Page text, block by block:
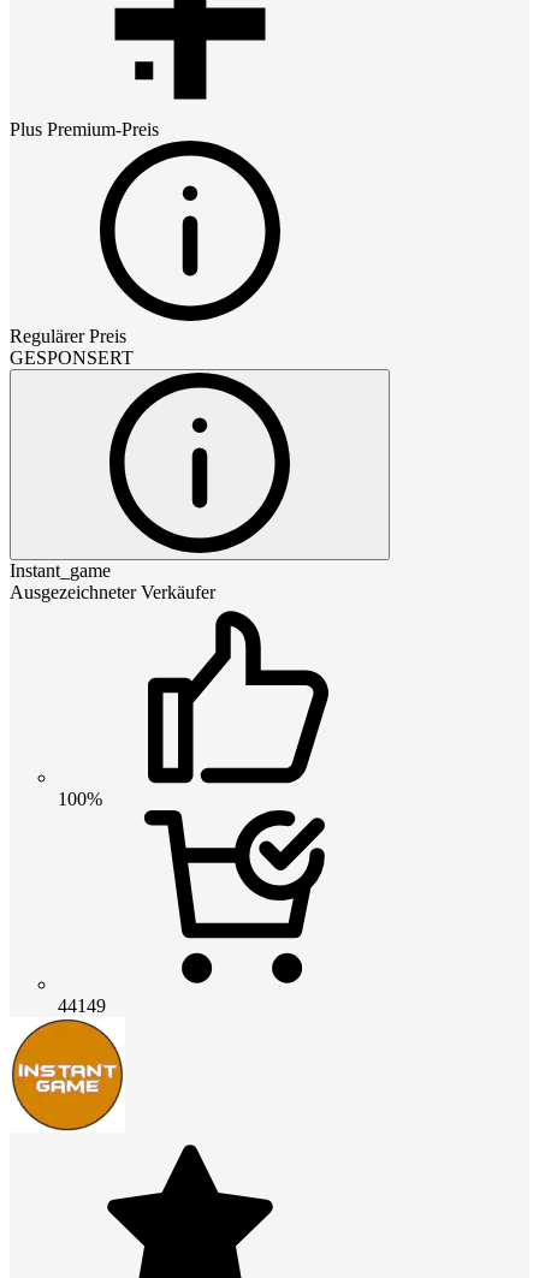
Plus Premium-Preis
Regulärer Preis
GESPONSERT
Instant_game
Ausgezeichneter Verkäufer
100%
44149